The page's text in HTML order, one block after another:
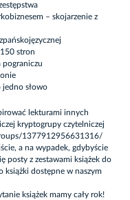
– skojarzenie z
stron
pograniczu
jedno słowo
lekturami innych
kryptogrupy czytelniczej
1377912956631316/
a na wypadek, gdybyście
posty z zestawami książek do
książki dostępne w naszym
książek mamy cały rok!